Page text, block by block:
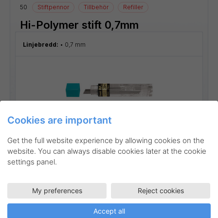
50 Stiftpennor Tillbehör Refiller
Hi-Polymer stift 0,7mm
Linjebredd: 0,7 mm
Go to product
Cookies are important
Get the full website experience by allowing cookies on the
website. You can always disable cookies later at the cookie
settings panel.
My preferences Reject cookies
Accept all